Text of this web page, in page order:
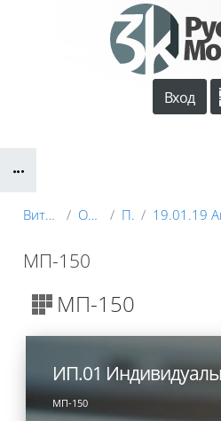
Перейти к основному содержанию
Вход
Витрина курсов 3KL ОЧНОЕ ОБУЧЕНИЕ Профессии
МП-150
БлокиМП-150
ИП.01
МП-150